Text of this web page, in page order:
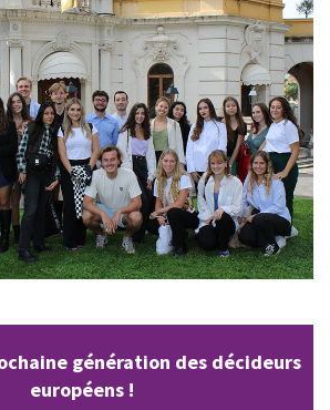
génération des décideurs
européens !